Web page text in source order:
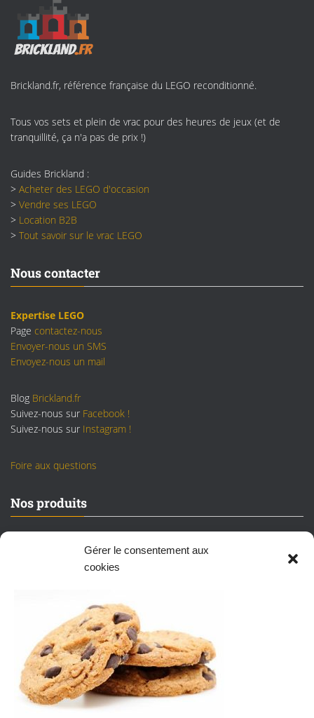
Gérer le consentement aux
cookies
Brickland.fr, référence française du LEGO reconditionné.
Tous vos sets et plein de vrac pour des heures de jeux (et de
tranquillité, ça n'a pas de prix !)
Guides Brickland :
> Acheter des LEGO d'occasion
> Vendre ses LEGO
> Location B2B
> Tout savoir sur le vrac LEGO
Nous contacter
Expertise LEGO
Page contactez-nous
Envoyer-nous un SMS
Envoyez-nous un mail
Blog Brickland.fr
Suivez-nous sur Facebook !
Suivez-nous sur Instagram !
Foire aux questions
Nos produits
Sets LEGO neufs/scellés
Sets LEGO reconditionnés
Mentions légales
CGV et mentions légales